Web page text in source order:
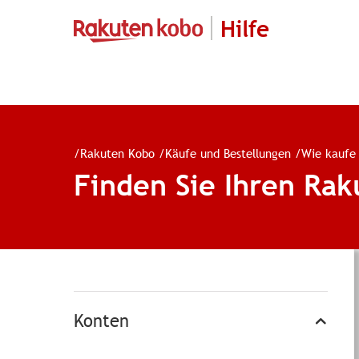
Hilfe
/Rakuten Kobo /Käufe und Bestellungen /Wie kaufe
Finden Sie Ihren
Konten